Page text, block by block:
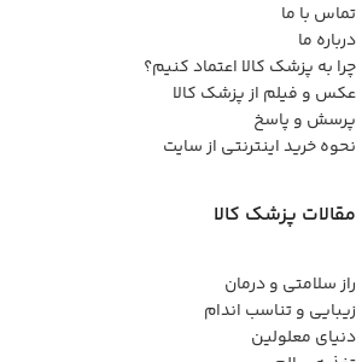
تماس با ما
درباره ما
چرا به پزشک کالا اعتماد کنیم؟
عکس و فیلم از پزشک کالا
پرسش و پاسخ
نحوه خرید اینترنتی از سایت
مقالات پزشک کالا
راز سلامتی و درمان
زیبایی و تناسب اندام
دنیای معلولین